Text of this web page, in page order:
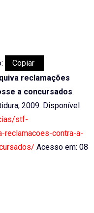
Copiar
reclamações
a concursados.
2009. Disponível
stf-
reclamacoes-contra-a-
Acesso em: 08